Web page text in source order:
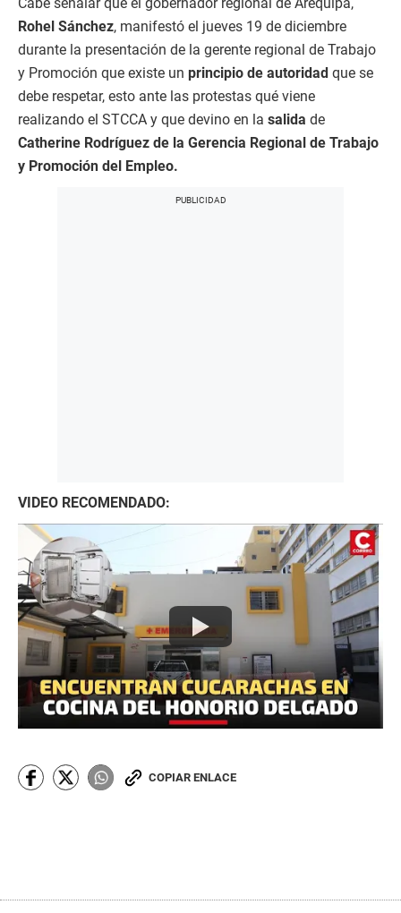
Rohel Sánchez, manifestó el jueves 19 de diciembre
durante la presentación de la gerente regional de Trabajo
y Promoción que existe un principio de autoridad que se
debe respetar, esto ante las protestas qué viene
realizando el STCCA y que devino en la salida de
Catherine Rodríguez de la Gerencia Regional de Trabajo
y Promoción del Empleo.
VIDEO RECOMENDADO:
COPIAR ENLACE